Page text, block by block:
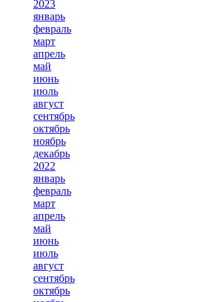
2023
январь
февраль
март
апрель
май
июнь
июль
август
сентябрь
октябрь
ноябрь
декабрь
2022
январь
февраль
март
апрель
май
июнь
июль
август
сентябрь
октябрь